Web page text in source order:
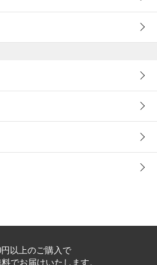
円以上のご購入で
でお届けいたします。